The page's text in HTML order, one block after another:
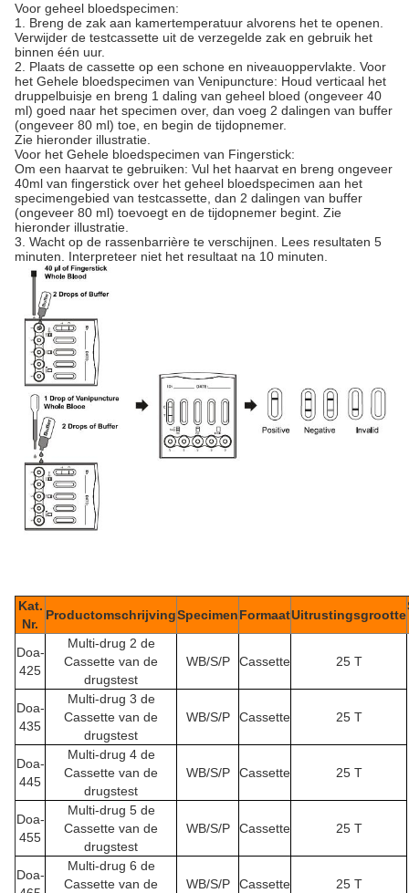
Voor geheel bloedspecimen:
1. Breng de zak aan kamertemperatuur alvorens het te openen.
Verwijder de testcassette uit de verzegelde zak en gebruik het
binnen één uur.
2. Plaats de cassette op een schone en niveauoppervlakte. Voor
het Gehele bloedspecimen van Venipuncture: Houd verticaal het
druppelbuisje en breng 1 daling van geheel bloed (ongeveer 40
ml) goed naar het specimen over, dan voeg 2 dalingen van buffer
(ongeveer 80 ml) toe, en begin de tijdopnemer.
Zie hieronder illustratie.
Voor het Gehele bloedspecimen van Fingerstick:
Om een haarvat te gebruiken: Vul het haarvat en breng ongeveer
40ml van fingerstick over het geheel bloedspecimen aan het
specimengebied van testcassette, dan 2 dalingen van buffer
(ongeveer 80 ml) toevoegt en de tijdopnemer begint. Zie
hieronder illustratie.
3. Wacht op de rassenbarrière te verschijnen. Lees resultaten 5
minuten. Interpreteer niet het resultaat na 10 minuten.
Kat.
Nr.
ProductomschrijvingSpecimenFormaatUitrustingsgrootte
Doa-
425
Multi-drug 2 de
Cassette van de
drugstest
WB/S/P Cassette 25 T
Doa-
435
Multi-drug 3 de
Cassette van de
drugstest
WB/S/P Cassette 25 T
Doa-
445
Multi-drug 4 de
Cassette van de
drugstest
WB/S/P Cassette 25 T
Doa-
455
Multi-drug 5 de
Cassette van de
drugstest
WB/S/P Cassette 25 T
Doa-
Multi-drug 6 de
Cassette van de
WB/S/P Cassette 25 T